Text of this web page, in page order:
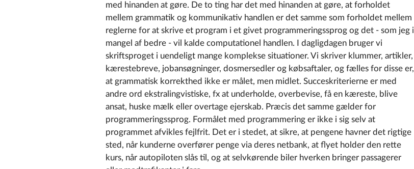
med hinanden at gøre. De to ting har det med hinanden at gøre, at forholdet
mellem grammatik og kommunikativ handlen er det samme som forholdet mellem
reglerne for at skrive et program i et givet programmeringssprog og det - som jeg i
mangel af bedre - vil kalde computationel handlen. I dagligdagen bruger vi
skriftsproget i uendeligt mange komplekse situationer. Vi skriver klummer, artikler,
kærestebreve, jobansøgninger, dosmersedler og købsaftaler, og fælles for disse er,
at grammatisk korrekthed ikke er målet, men midlet. Succeskriterierne er med
andre ord ekstralingvistiske, fx at underholde, overbevise, få en kæreste, blive
ansat, huske mælk eller overtage ejerskab. Præcis det samme gælder for
programmeringssprog. Formålet med programmering er ikke i sig selv at
programmet afvikles fejlfrit. Det er i stedet, at sikre, at pengene havner det rigtige
sted, når kunderne overfører penge via deres netbank, at flyet holder den rette
kurs, når autopiloten slås til, og at selvkørende biler hverken bringer passagerer